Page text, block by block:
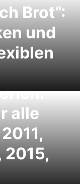
Brot”:
und
alle
2015,